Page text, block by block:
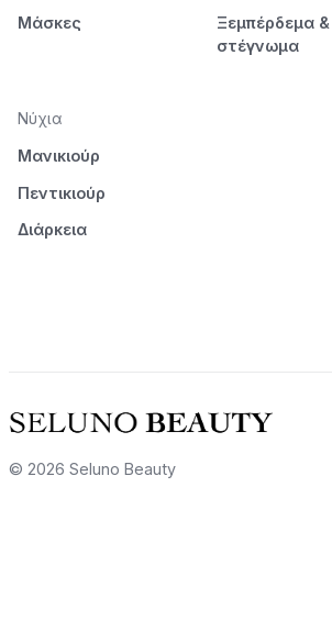
Μάσκες
Ξεμπέρδεμα &
στέγνωμα
Νύχια
Μανικιούρ
Πεντικιούρ
Διάρκεια
© 2026 Seluno Beauty